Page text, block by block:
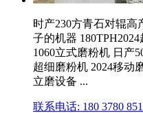
时产230方青石对辊高
子的机器
1060立式磨粉机 日产
超细磨粉机 2024移动
立磨设备 ...
联系电话: 180 3780